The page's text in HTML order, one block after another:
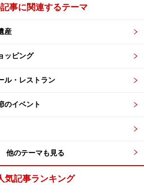
30分。フランクフルト中央駅から
ュンヘン中央駅からICEで約5時間。
フの観光案内所
観光案内所は、中央駅前の他、旧市
とライン通り(Rheinstr.)の角
中央駅前
事に関連するテーマ
産
ッピング
ル・レストラン
のイベント
他のテーマも見る
気記事ランキング